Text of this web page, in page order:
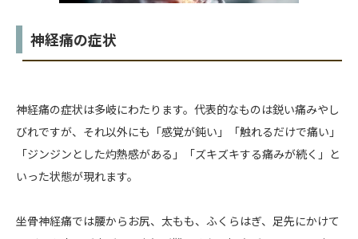
神経痛の症状
神経痛の症状は多岐にわたります。代表的なものは鋭い痛みやし
びれですが、それ以外にも「感覚が鈍い」「触れるだけで痛い」
「ジンジンとした灼熱感がある」「ズキズキする痛みが続く」と
いった状態が現れます。
坐骨神経痛では腰からお尻、太もも、ふくらはぎ、足先にかけて